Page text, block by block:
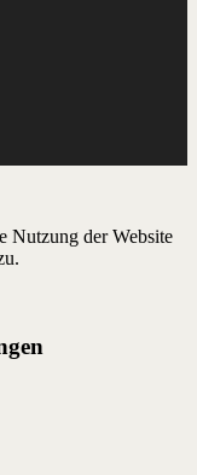
Nutzung der Website